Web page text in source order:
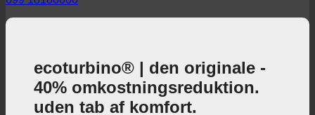
© 2026 ecoturbino® | Ing. Werner Krenek | ØSTRIG |
699 18180000
ecoturbino® | den originale -
40% omkostningsreduktion.